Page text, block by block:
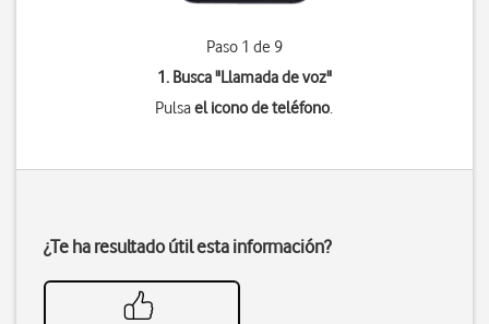
Paso 1 de 9
1. Busca "Llamada de voz"
Pulsael icono de teléfono.
¿Te ha resultado útil esta información?